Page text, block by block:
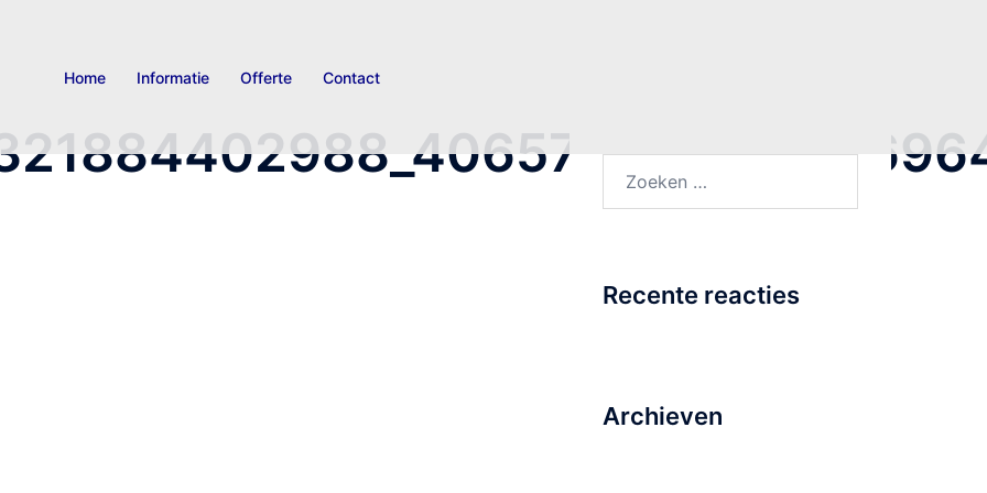
Home Informatie Offerte Contact
Recente reacties
Archieven